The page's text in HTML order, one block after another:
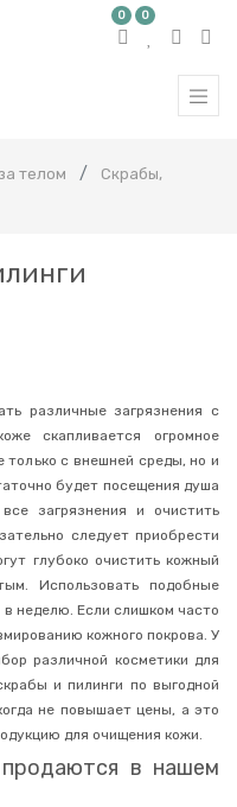
0 0
телом
Скрабы,
различные загрязнения с
скапливается огромное
только с внешней среды, но и
будет посещения душа
загрязнения и очистить
следует приобрести
глубоко очистить кожный
Использовать подобные
неделю. Если слишком часто
кожного покрова. У
различной косметики для
и пилинги по выгодной
не повышает цены, а это
для очищения кожи.
в нашем